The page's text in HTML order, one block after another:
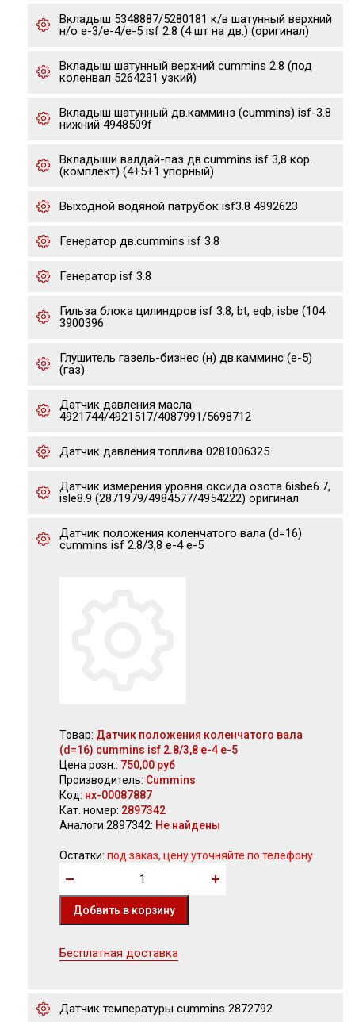
Вкладыш 5348887/5280181 к/в шатунный верхний
н/о е-3/е-4/е-5 isf 2.8 (4 шт на дв.) (оригинал)
Вкладыш шатунный верхний cummins 2.8 (под
коленвал 5264231 узкий)
Вкладыш шатунный дв.камминз (cummins) isf-3.8
нижний 4948509f
Вкладыши валдай-паз дв.cummins isf 3,8 кор.
(комплект) (4+5+1 упорный)
Выходной водяной патрубок isf3.8 4992623
Генератор дв.cummins isf 3.8
Генератор isf 3.8
Гильза блока цилиндров isf 3.8, bt, eqb, isbe (104
3900396
Глушитель газель-бизнес (н) дв.камминс (е-5)
(газ)
Датчик давления масла
4921744/4921517/4087991/5698712
Датчик давления топлива 0281006325
Датчик измерения уровня оксида озота 6isbe6.7,
isle8.9 (2871979/4984577/4954222) оригинал
Датчик положения коленчатого вала (d=16)
cummins isf 2.8/3,8 е-4 е-5
Товар: Датчик положения коленчатого вала
(d=16) cummins isf 2.8/3,8 е-4 е-5
Цена розн.: 750,00 руб
Производитель: Cummins
Код: нх-00087887
Кат. номер: 2897342
Аналоги 2897342: Не найдены
Остатки: под заказ, цену уточняйте по телефону
Бесплатная доставка
Датчик температуры cummins 2872792